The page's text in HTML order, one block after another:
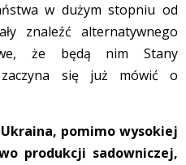
w dużym stopniu od
znaleźć alternatywnego
że będą nim Stany
się już mówić o
Ukraina, pomimo wysokiej
produkcji sadowniczej,